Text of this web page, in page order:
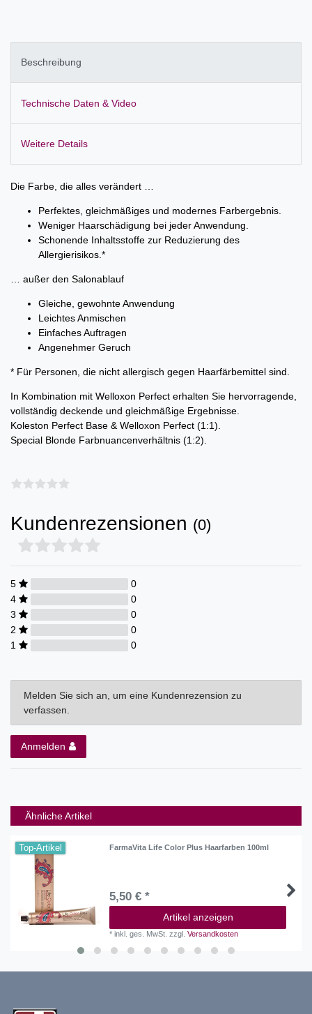
Beschreibung
Technische Daten & Video
Weitere Details
Die Farbe, die alles verändert …
Perfektes, gleichmäßiges und modernes Farbergebnis.
Weniger Haarschädigung bei jeder Anwendung.
Schonende Inhaltsstoffe zur Reduzierung des
Allergierisikos.*
… außer den Salonablauf
Gleiche, gewohnte Anwendung
Leichtes Anmischen
Einfaches Auftragen
Angenehmer Geruch
* Für Personen, die nicht allergisch gegen Haarfärbemittel sind.
In Kombination mit Welloxon Perfect erhalten Sie hervorragende,
vollständig deckende und gleichmäßige Ergebnisse.
Koleston Perfect Base & Welloxon Perfect (1:1).
Special Blonde Farbnuancenverhältnis (1:2).
Kundenrezensionen (0)
5
0
4
0
3
0
2
0
1
0
Melden Sie sich an, um eine Kundenrezension zu
verfassen.
Anmelden
Ähnliche Artikel
Top-Artikel FarmaVita Life Color Plus Haarfarben 100ml
5,50 € *
Artikel anzeigen
*inkl. ges. MwSt. zzgl.Versandkosten